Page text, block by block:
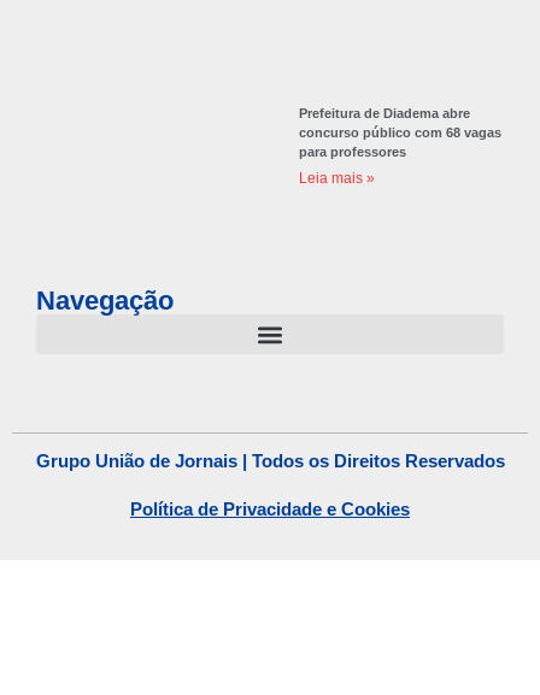
Prefeitura de Diadema abre
concurso público com 68 vagas
para professores
Leia mais »
Navegação
Grupo União de Jornais | Todos os Direitos Reservados
Política de Privacidade e Cookies